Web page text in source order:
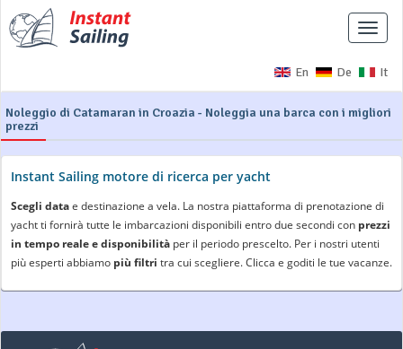
En De It
Noleggio di Catamaran in Croazia - Noleggia una barca con i migliori
prezzi
Instant Sailing motore di ricerca per yacht
Scegli datae destinazione a vela. La nostra piattaforma di prenotazione di
yacht ti fornirà tutte le imbarcazioni disponibili entro due secondi con prezzi
in tempo reale e disponibilità per il periodo prescelto. Per i nostri utenti
più esperti abbiamo più filtri tra cui scegliere. Clicca e goditi le tue vacanze.